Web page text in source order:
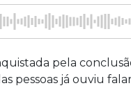
pela
pessoas já ouviu